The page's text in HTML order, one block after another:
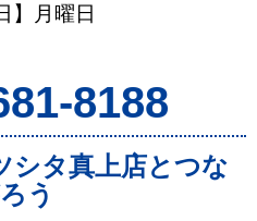
】月曜日
8188
タ真上店とつな
う